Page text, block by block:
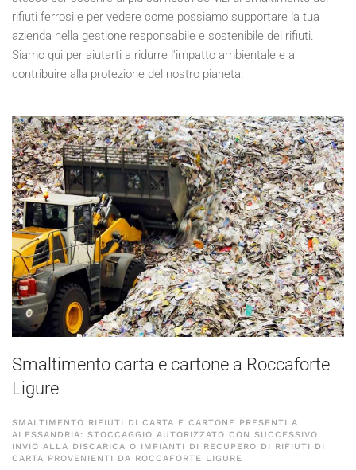
rifiuti ferrosi e per vedere come possiamo supportare la tua
azienda nella gestione responsabile e sostenibile dei rifiuti.
Siamo qui per aiutarti a ridurre l'impatto ambientale e a
contribuire alla protezione del nostro pianeta.
Smaltimento carta e cartone a Roccaforte
Ligure
SMALTIMENTO RIFIUTI DI CARTA E CARTONE PRESENTI A
ALESSANDRIA: STOCCAGGIO AUTORIZZATO CON SUCCESSIVO
INVIO ALLA DISCARICA O IMPIANTI DI RECUPERO DI RIFIUTI DI
CARTA PROVENIENTI DA ROCCAFORTE LIGURE